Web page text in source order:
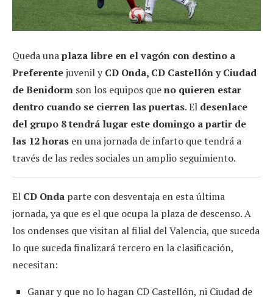
Queda unaplaza libre en el vagón con destino a
Preferentejuvenil yCD Onda, CD Castellón y Ciudad
de Benidorm son los equipos queno quieren estar
dentro cuando se cierren las puertas. El desenlace
del grupo 8 tendrá lugar este domingo a partir de
las 12 horas en una jornada de infarto que tendrá a
través de las redes sociales un amplio seguimiento.
El CD Onda parte con desventaja en esta última
jornada, ya que es el que ocupa la plaza de descenso. A
los ondenses que visitan al filial del Valencia, que suceda
lo que suceda finalizará tercero en la clasificación,
necesitan:
Ganar y que no lo hagan CD Castellón, ni Ciudad de